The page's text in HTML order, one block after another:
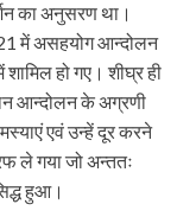
का अनुसरण था।
में असहयोग आन्दोलन
शामिल हो गए। शीघ्र ही
आन्दोलन के अग्रणी
एवं उन्हें दूर करने
ले गया जो अन्ततः
हुआ।